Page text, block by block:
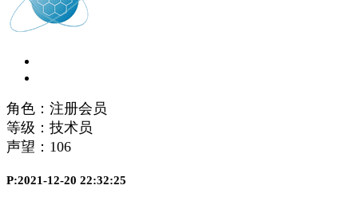
角色：注册会员
等级：技术员
声望： 106
P:2021-12-20 22:32:25